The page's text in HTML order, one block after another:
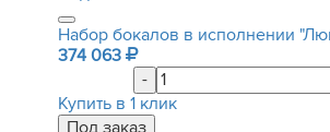
Набор бокалов в исполнении
374 063
-
Купить в 1 клик